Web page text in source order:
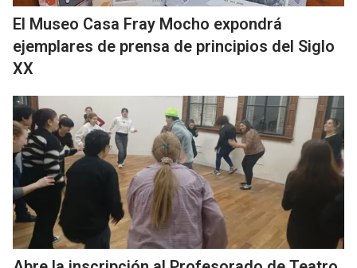
El Museo Casa Fray Mocho expondrá
ejemplares de prensa de principios del Siglo
XX